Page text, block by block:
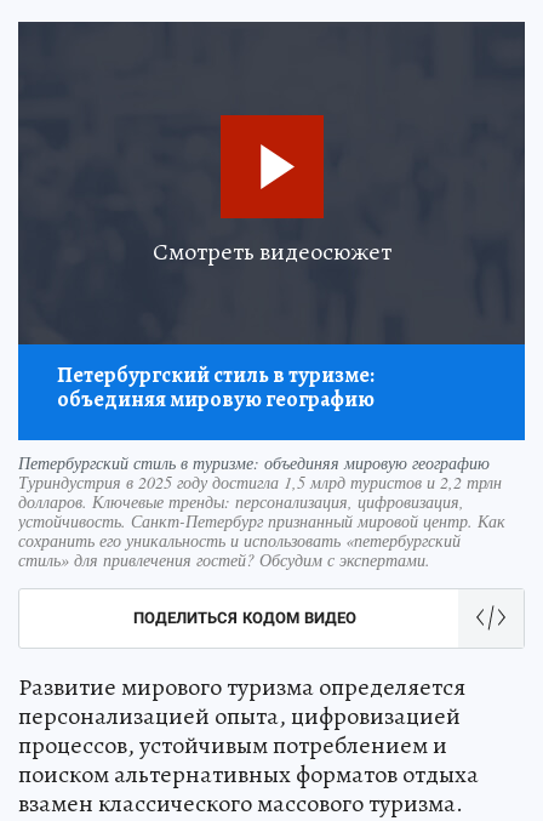
Смотреть видеосюжет
Петербургский стиль в туризме:
объединяя мировую географию
Петербургский стиль в туризме: объединяя мировую географию
Туриндустрия в 2025 году достигла 1,5 млрд туристов и 2,2 трлн
долларов. Ключевые тренды: персонализация, цифровизация,
устойчивость. Санкт-Петербург признанный мировой центр. Как
сохранить его уникальность и использовать «петербургский
стиль» для привлечения гостей? Обсудим с экспертами.
ПОДЕЛИТЬСЯ КОДОМ ВИДЕО
Развитие мирового туризма определяется
персонализацией опыта, цифровизацией
процессов, устойчивым потреблением и
поиском альтернативных форматов отдыха
взамен классического массового туризма.